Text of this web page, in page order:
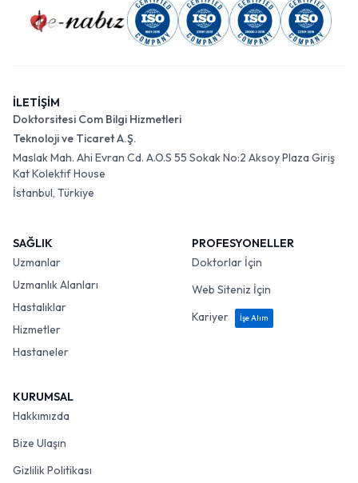
İLETİŞİM
Doktorsitesi Com Bilgi Hizmetleri
Teknoloji ve Ticaret A.Ş.
Maslak Mah. Ahi Evran Cd. A.O.S 55 Sokak No:2 Aksoy Plaza Giriş
Kat Kolektif House
İstanbul, Türkiye
SAĞLIK
Uzmanlar
Uzmanlık Alanları
Hastalıklar
Hizmetler
Hastaneler
PROFESYONELLER
Doktorlar İçin
Web Siteniz İçin
Kariyer
İşe Alım
KURUMSAL
Hakkımızda
Bize Ulaşın
Gizlilik Politikası